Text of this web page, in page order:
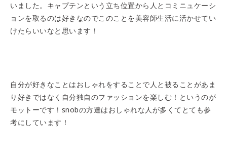
いました。キャプテンという立ち位置から人とコミニュケーシ
ョンを取るのは好きなのでこのことを美容師生活に活かせてい
けたらいいなと思います！
自分が好きなことはおしゃれをすることで人と被ることがあま
り好きではなく自分独自のファッションを楽しむ！というのが
モットーです！snobの方達はおしゃれな人が多くてとても参
考にしています！